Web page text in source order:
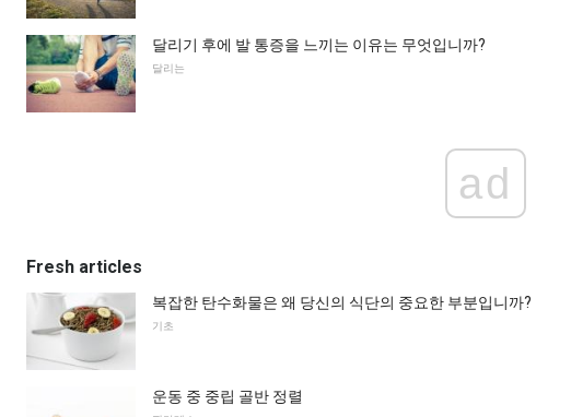
달리기 후에 발 통증을 느끼는 이유는 무엇입니까?
달리는
ad
Fresh articles
복잡한 탄수화물은 왜 당신의 식단의 중요한 부분입니까?
기초
운동 중 중립 골반 정렬